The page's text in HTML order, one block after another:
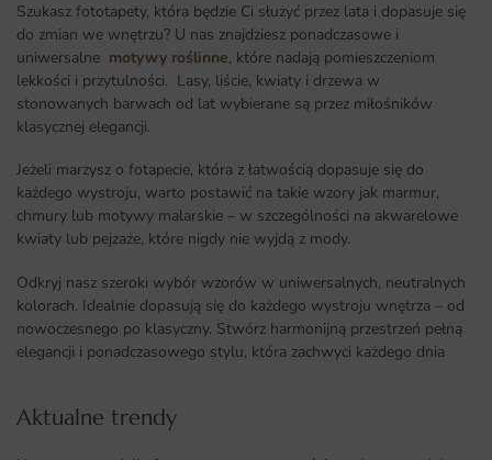
Szukasz fototapety, która będzie Ci służyć przez lata i dopasuje się
do zmian we wnętrzu? U nas znajdziesz ponadczasowe i
uniwersalne motywy roślinne, które nadają pomieszczeniom
lekkości i przytulności. Lasy, liście, kwiaty i drzewa w
stonowanych barwach od lat wybierane są przez miłośników
klasycznej elegancji.
Jeżeli marzysz o fotapecie, która z łatwością dopasuje się do
każdego wystroju, warto postawić na takie wzory jak marmur,
chmury lub motywy malarskie – w szczególności na akwarelowe
kwiaty lub pejzaże, które nigdy nie wyjdą z mody.
Odkryj nasz szeroki wybór wzorów w uniwersalnych, neutralnych
kolorach. Idealnie dopasują się do każdego wystroju wnętrza – od
nowoczesnego po klasyczny. Stwórz harmonijną przestrzeń pełną
elegancji i ponadczasowego stylu, która zachwyci każdego dnia
Aktualne trendy​